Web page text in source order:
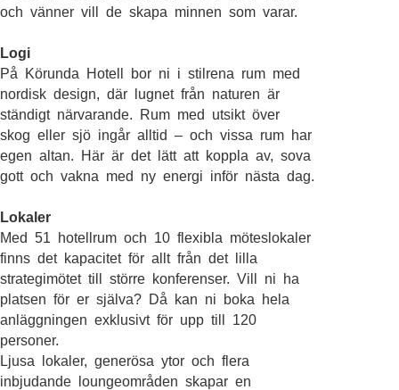
och vänner vill de skapa minnen som varar.
Logi
På Körunda Hotell bor ni i stilrena rum med
nordisk design, där lugnet från naturen är
ständigt närvarande. Rum med utsikt över
skog eller sjö ingår alltid – och vissa rum har
egen altan. Här är det lätt att koppla av, sova
gott och vakna med ny energi inför nästa dag.
Lokaler
Med 51 hotellrum och 10 flexibla möteslokaler
finns det kapacitet för allt från det lilla
strategimötet till större konferenser. Vill ni ha
platsen för er själva? Då kan ni boka hela
anläggningen exklusivt för upp till 120
personer.
Ljusa lokaler, generösa ytor och flera
inbjudande loungeområden skapar en